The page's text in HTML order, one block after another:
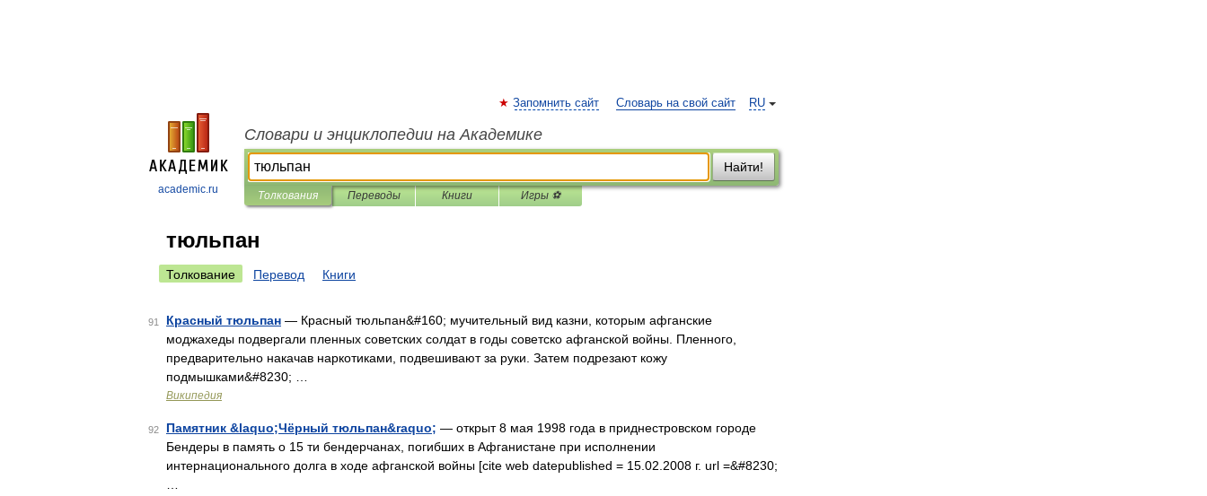
academic.ru
RU
Запомнить сайт Словарь на свой сайт
Словари и энциклопедии на Академике
Найти!
Толкования Переводы Книги Игры ⚽
тюльпан
Толкование Перевод Книги
91 Красный тюльпан — Красный тюльпан&#160; мучительный вид казни, которым афганские
моджахеды подвергали пленных советских солдат в годы советско афганской войны. Пленного,
предварительно накачав наркотиками, подвешивают за руки. Затем подрезают кожу
подмышками&#8230; …
Википедия
92 Памятник &laquo;Чёрный тюльпан&raquo; — открыт 8 мая 1998 года в приднестровском городе
Бендеры в память о 15 ти бендерчанах, погибших в Афганистане при исполнении
интернационального долга в ходе афганской войны [cite web datepublished = 15.02.2008 г. url =&#8230;